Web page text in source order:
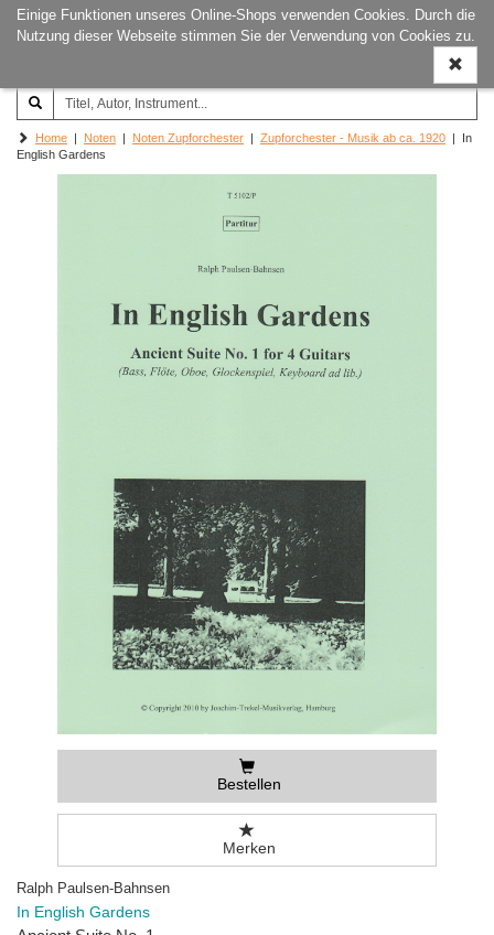
Einige Funktionen unseres Online-Shops verwenden Cookies. Durch die
Nutzung dieser Webseite stimmen Sie der Verwendung von Cookies zu.
ein-/
Joachim‐Trekel‐Musikverlag,
Hamburg
Home | Noten | Noten Zupforchester | Zupforchester - Musik ab ca. 1920 | In
English Gardens
Bestellen
Merken
Ralph Paulsen-Bahnsen
In English Gardens